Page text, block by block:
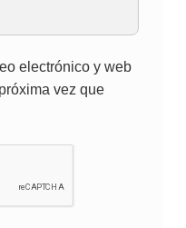
electrónico y web
vez que